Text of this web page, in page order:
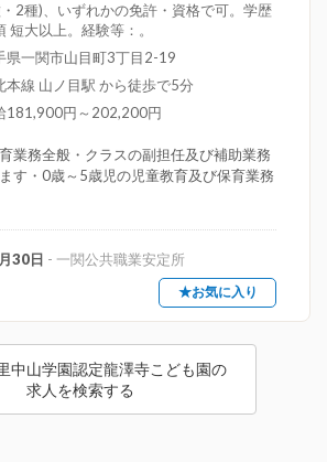
2種)、いずれかの免許・資格で可。学歴
短大以上。経験等：。
県一関市山目町3丁目2-19
本線 山ノ目駅 から徒歩で5分
181,900円～202,200円
業務全般・クラスの副担任及び補助業務
す・0歳～5歳児の児童教育及び保育業務
30日 - 一関公共職業安定所
★お気に入り
中山学園認定龍澤寺こども園の
求人を検索する